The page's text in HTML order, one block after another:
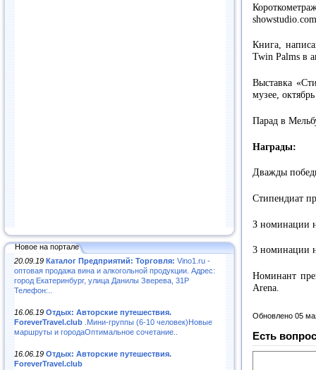
Новое на портале
20.09.19 Каталог Предприятий: Торговля: Vino1.ru -
оптовая продажа вина и алкогольной продукции. Адрес:
город Екатеринбург, улица Данилы Зверева, 31Р
Телефон:..
16.06.19 Отдых: Авторские путешествия.
ForeverTravel.club .Мини-группы (6-10 человек)Новые
маршруты и городаОптимальное сочетание..
16.06.19 Отдых: Авторские путешествия.
ForeverTravel.club
showstudio.com
Книга,
Twin Palms в
Выставка
музее,
Парад в
Награды:
Дважды
Стипендиат
З номинации
3 номинации
Номинант
Arena.
Обновлено 05
Есть